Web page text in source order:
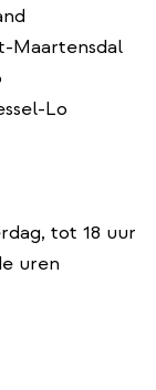
Maartensdal
Lo
tot 18 uur
uren